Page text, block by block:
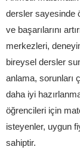
dersler sayesinde
ve başarılarını
merkezleri,
bireysel dersler
anlama, sorunları
daha iyi
öğrencileri için
isteyenler, uygun
sahiptir.